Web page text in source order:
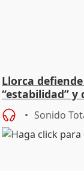
Llorca
“estabilidad” y
Sonido